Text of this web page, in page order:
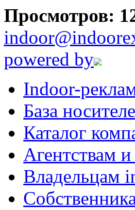
Просмотров:
powered by
Indoor-
База
Каталог
Агентствам
Владельцам